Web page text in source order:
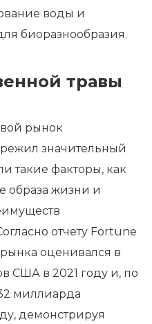
воды и
биоразнообразия.
травы
рынок
значительный
такие факторы, как
образа жизни и
отчету Fortune
оценивался в
США в 2021 году и, по
миллиарда
демонстрируя